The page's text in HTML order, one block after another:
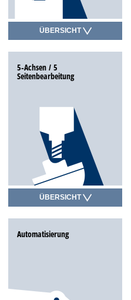
ÜBERSICHT
5-Achsen / 5
Seitenbearbeitung
ÜBERSICHT
Automatisierung